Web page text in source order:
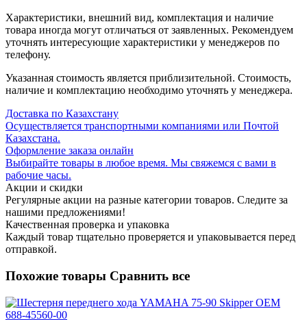
Характеристики, внешний вид, комплектация и наличие
товара иногда могут отличаться от заявленных. Рекомендуем
уточнять интересующие характеристики у менеджеров по
телефону.
Указанная стоимость является приблизительной. Стоимость,
наличие и комплектацию необходимо уточнять у менеджера.
Доставка по Казахстану
Осуществляется транспортными компаниями или Почтой
Казахстана.
Оформление заказа онлайн
Выбирайте товары в любое время. Мы свяжемся с вами в
рабочие часы.
Акции и скидки
Регулярные акции на разные категории товаров. Следите за
нашими предложениями!
Качественная проверка и упаковка
Каждый товар тщательно проверяется и упаковывается перед
отправкой.
Похожие товары Сравнить все